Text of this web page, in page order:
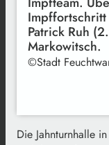
Patrick Ruh
Markowitsch.
©Stadt
Die Jahnturnhalle